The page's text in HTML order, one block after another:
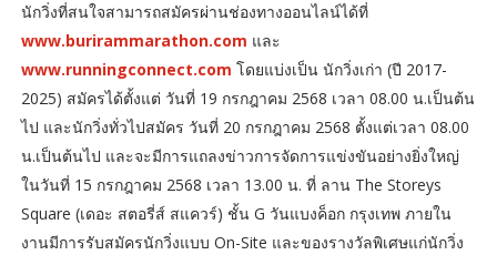
นักวิ่งที่สนใจสามารถสมัครผ่านช่องทางออนไลน์ได้ที่
www.burirammarathon.com และ
www.runningconnect.com โดยแบ่งเป็น นักวิ่งเก่า (ปี 2017-
2025) สมัครได้ตั้งแต่ วันที่ 19 กรกฎาคม 2568 เวลา 08.00 น.เป็นต้น
ไป และนักวิ่งทั่วไปสมัคร วันที่ 20 กรกฎาคม 2568 ตั้งแต่เวลา 08.00
น.เป็นต้นไป และจะมีการแถลงข่าวการจัดการแข่งขันอย่างยิ่งใหญ่
ในวันที่ 15 กรกฎาคม 2568 เวลา 13.00 น. ที่ ลาน The Storeys
Square (เดอะ สตอรี่ส์ สแควร์) ชั้น G วันแบงค็อก กรุงเทพ ภายใน
งานมีการรับสมัครนักวิ่งแบบ On-Site และของรางวัลพิเศษแก่นักวิ่ง